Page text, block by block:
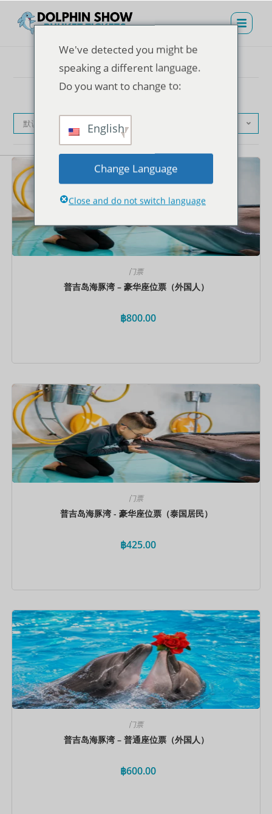
默认产品排序
门票
普吉岛海豚湾 – 豪华座位票（外国人）
฿800.00
立即预订
门票
普吉岛海豚湾 - 豪华座位票（泰国居民）
฿425.00
立即预订
门票
普吉岛海豚湾 – 普通座位票（外国人）
฿600.00
We've detected you might be
speaking a different language.
Do you want to change to:
English
Change Language
Close and do not switch language